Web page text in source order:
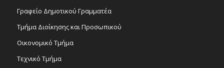
Γραφείο Δημοτικού Γραμματέα
Τμήμα Διοίκησης και Προσωπικού
Οικονομικό Τμήμα
Τεχνικό Τμήμα